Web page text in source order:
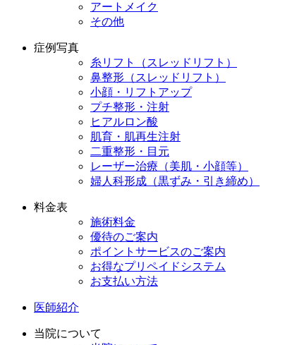
アートメイク
その他
症例写真
糸リフト（スレッドリフト）
鼻整形（スレッドリフト）
小顔・リフトアップ
プチ整形・注射
ヒアルロン酸
肌育・肌再生注射
二重整形・目元
レーザー治療（美肌・小顔等）
婦人科形成（黒ずみ・引き締め）
料金表
施術料金
優待のご案内
ポイントサービスのご案内
お得なプリペイドシステム
お支払い方法
医師紹介
当院について